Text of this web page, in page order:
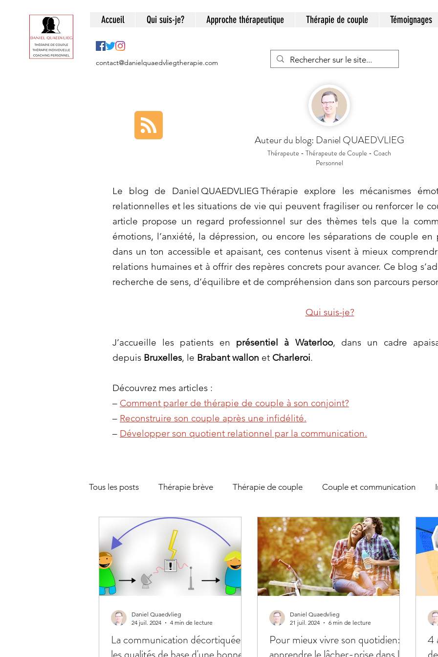
Accueil Qui suis-je? Approche thérapeutique Thérapie de couple Témoignages
contact@danielquaedvliegtherapie.com
Tous les posts Thérapie brève Thérapie de couple Couple et communication
Couple et séparation Gestion des émotions Anxiété/Stress Coaching
Communication Gestion des conflits Développement personnel COVID19
La communication décortiquée:
Daniel Quaedvlieg
24 juil. 2024
4 min de lecture
Pour mieux vivre son quotidien:
Daniel Quaedvlieg
21 juil. 2024
6 min de lecture
4
Auteur du blog: Daniel QUAEDVLIEG
Thérapeute - Thérapeute de Couple - Coach
Personnel
Le blog de Daniel QUAEDVLIEG Thérapie explore les mécanismes
relationnelles et les situations de vie qui peuvent fragiliser ou renforcer le
article propose un regard professionnel sur des thèmes tels que la
émotions, l’anxiété, la dépression, ou encore les séparations de couple
dans un ton accessible et apaisant, ces contenus visent à mieux
relations humaines et à offrir des repères concrets pour avancer. Ce blog
recherche de sens, d’équilibre et de compréhension dans son parcours
Qui suis-je?
J’accueille les patients en présentiel à Waterloo, dans un cadre
depuis Bruxelles, le Brabant wallon et Charleroi.
Découvrez mes articles :
– Comment parler de thérapie de couple à son conjoint?
– Reconstruire son couple après une infidélité.
– Développer son quotient relationnel par la communication.